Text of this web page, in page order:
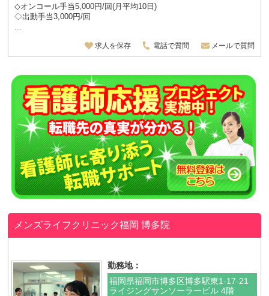
◇オンコール手当5,000円/回(月平均10日)
◇出動手当3,000円/回
求人を保存 電話で質問 メールで質問
メンズライフクリニック福岡 博多院
勤務地：
福岡県福岡市博多区博多駅東1-17-21
ライジングサンソーラービル 4階